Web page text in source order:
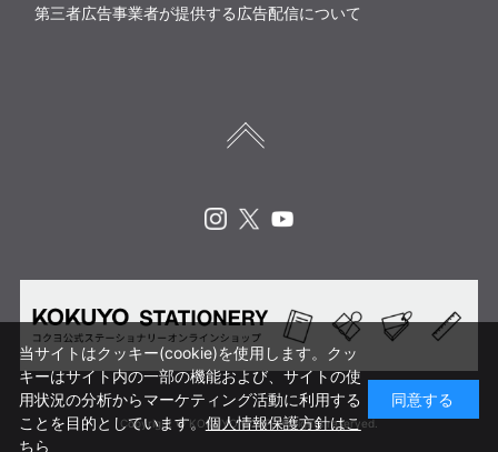
第三者広告事業者が提供する広告配信について
Copyright © KOKUYO CORP. All rights reserved.
当サイトはクッキー(cookie)を使用します。クッ
キーはサイト内の一部の機能および、サイトの使
用状況の分析からマーケティング活動に利用する
ことを目的としています。個人情報保護方針はこ
ちら
同意する